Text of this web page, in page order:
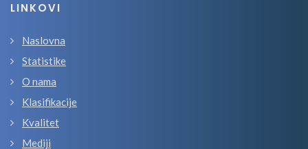
LINKOVI
Naslovna
Statistike
O nama
Klasifikacije
Kvalitet
Mediji